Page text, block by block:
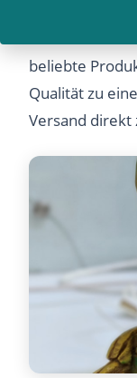
Frauen
beliebte
Qualität zu
Versand direkt